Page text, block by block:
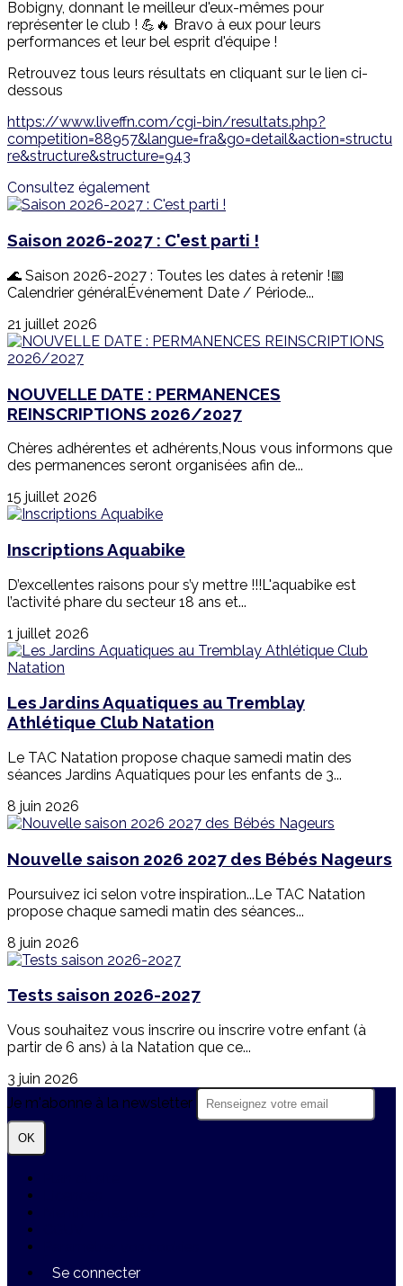
Bobigny, donnant le meilleur d'eux-mêmes pour
représenter le club ! 💪🔥 Bravo à eux pour leurs
performances et leur bel esprit d'équipe !
Retrouvez tous leurs résultats en cliquant sur le lien ci-
dessous
https://www.liveffn.com/cgi-bin/resultats.php?
competition=88957&langue=fra&go=detail&action=structu
re&structure&structure=943
Consultez également
Saison 2026-2027 : C'est parti !
🌊 Saison 2026-2027 : Toutes les dates à retenir !📅
Calendrier généralÉvénement Date / Période...
21 juillet 2026
NOUVELLE DATE : PERMANENCES
REINSCRIPTIONS 2026/2027
Chères adhérentes et adhérents,Nous vous informons que
des permanences seront organisées afin de...
15 juillet 2026
Inscriptions Aquabike
D’excellentes raisons pour s’y mettre !!!L'aquabike est
l’activité phare du secteur 18 ans et...
1 juillet 2026
Les Jardins Aquatiques au Tremblay
Athlétique Club Natation
Le TAC Natation propose chaque samedi matin des
séances Jardins Aquatiques pour les enfants de 3...
8 juin 2026
Nouvelle saison 2026 2027 des Bébés Nageurs
Poursuivez ici selon votre inspiration...Le TAC Natation
propose chaque samedi matin des séances...
8 juin 2026
Tests saison 2026-2027
Vous souhaitez vous inscrire ou inscrire votre enfant (à
partir de 6 ans) à la Natation que ce...
3 juin 2026
Je m'abonne à la newsletter
OK
Se connecter